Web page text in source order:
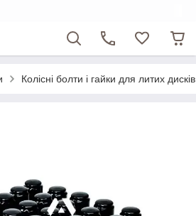
Колісні болти і гайки для литих